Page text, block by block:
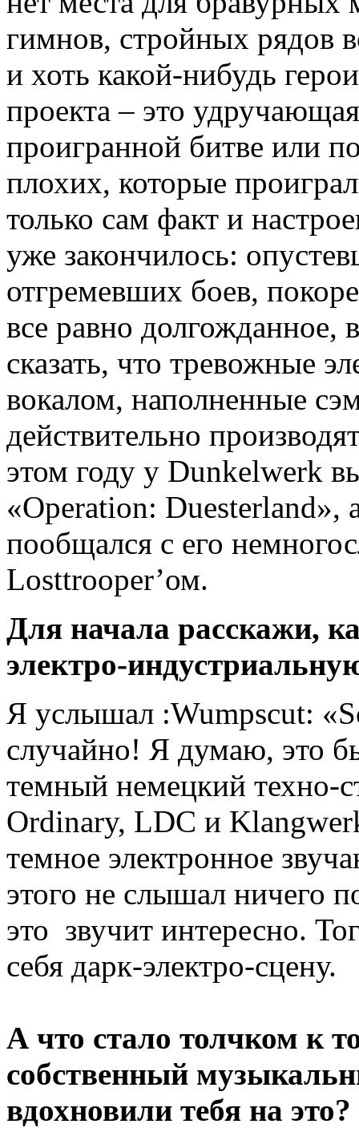
гимнов, стройных рядов
и хоть какой-нибудь
проекта – это
проигранной битве или
плохих, которые
только сам факт и
уже закончилось:
отгремевших боев,
все равно
сказать, что тревожные
вокалом, наполненные
действительно
этом году у Dunkelwerk
«Operation: Duesterland»,
пообщался с его
Losttrooper’ом.
Для начала расскажи,
электро-
Я услышал :Wumpscut:
случайно! Я думаю, это
темный немецкий техно-
Ordinary, LDC и
темное электронное
этого не слышал ничего
это звучит интересно.
себя дарк-электро-сцену.
А что стало толчком к
собственный
вдохновили тебя на это?